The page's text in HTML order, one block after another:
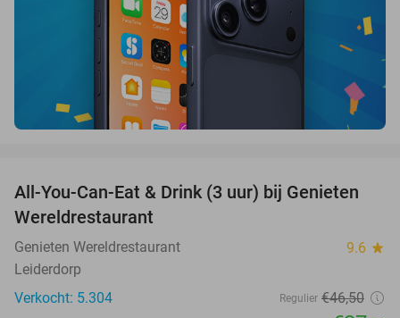
19%
All-You-Can-Eat & Drink (3 uur) bij Genieten
Wereldrestaurant
Genieten Wereldrestaurant 9.6 star
Leiderdorp
Verkocht: 5.304
Regulier €46,50